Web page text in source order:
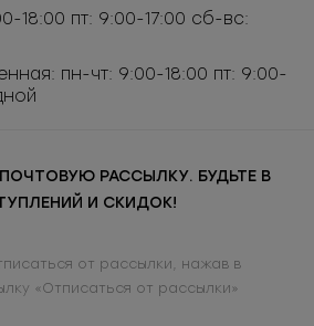
18:00 пт: 9:00-17:00 сб-вс:
пн-чт: 9:00-18:00 пт: 9:00-
РАССЫЛКУ. БУДЬТЕ В
И СКИДОК!
от рассылки, нажав в
«Отписаться от рассылки»